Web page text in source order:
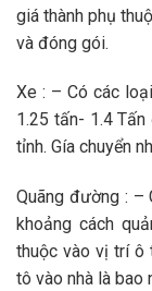
giá thành phụ
và đóng gói.
Xe : – Có các
1.25 tấn- 1.4
tỉnh. Gía chuyển
Quãng đường : –
khoảng cách
thuộc vào vị trí ô
tô vào nhà là bao